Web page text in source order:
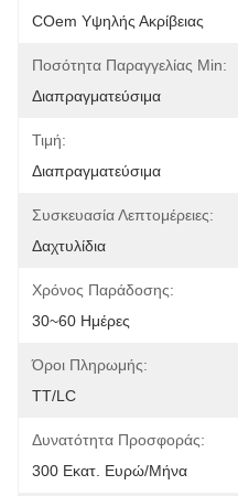
COem Υψηλής Ακρίβειας
Ποσότητα Παραγγελίας Min:
Διαπραγματεύσιμα
Τιμή:
Διαπραγματεύσιμα
Συσκευασία Λεπτομέρειες:
Δαχτυλίδια
Χρόνος Παράδοσης:
30~60 Ημέρες
Όροι Πληρωμής:
TT/LC
Δυνατότητα Προσφοράς:
300 Εκατ. Ευρώ/μήνα